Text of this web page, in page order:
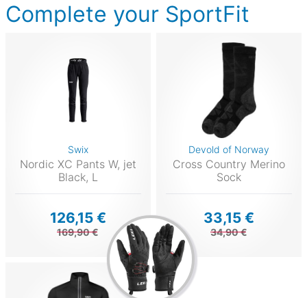
Complete your SportFit
Swix
Nordic XC Pants W, jet
Black, L
126,15 €
169,90 €
Devold of Norway
Cross Country Merino
Sock
33,15 €
34,90 €